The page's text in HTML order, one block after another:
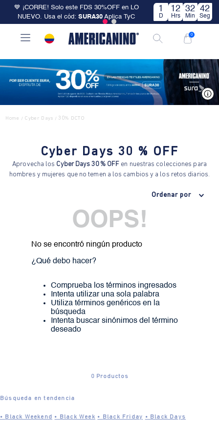
💙 ¡CORRE! Solo este FDS 30%OFF en LO
NUEVO. Usa el cód: SURA30 Aplica TyC
1
D
12
Hrs
32
Min
42
Seg
0
Home / Cyber Days / 30% DCTO
Cyber Days 30 % OFF
Aprovecha los Cyber Days 30 % OFF en nuestras colecciones para
hombres y mujeres que no temen a los cambios y a los retos diarios.
Ordenar por
OOPS!
No se encontró ningún producto
¿Qué debo hacer?
Comprueba los términos ingresados
Intenta utilizar una sola palabra
Utiliza términos genéricos en la
búsqueda
Intenta buscar sinónimos del término
deseado
0 Productos
Búsqueda en tendencia
• Black Weekend • Black Week • Black Friday • Black Days